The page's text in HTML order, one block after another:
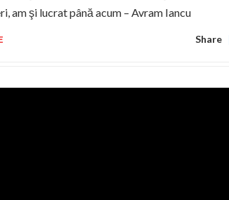
am şi lucrat până acum – Avram Iancu
Share